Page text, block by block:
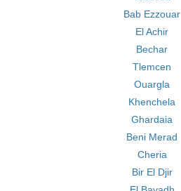
Bab Ezzouar
El Achir
Bechar
Tlemcen
Ouargla
Khenchela
Ghardaia
Beni Merad
Cheria
Bir El Djir